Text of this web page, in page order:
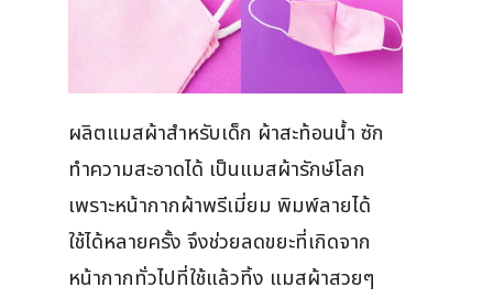
ผลิตแมสผ้าสำหรับเด็ก ผ้าสะท้อนน้ำ ซัก
ทำความสะอาดได้ เป็นแมสผ้ารักษ์โลก
เพราะหน้ากากผ้าพรีเมี่ยม พิมพ์ลายได้
ใช้ได้หลายครั้ง จึงช่วยลดขยะที่เกิดจาก
หน้ากากทั่วไปที่ใช้แล้วทิ้ง แมสผ้าสวยๆ